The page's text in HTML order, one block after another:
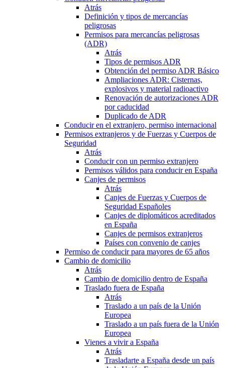
Atrás
Definición y tipos de mercancías
peligrosas
Permisos para mercancías peligrosas
(ADR)
Atrás
Tipos de permisos ADR
Obtención del permiso ADR Básico
Ampliaciones ADR: Cisternas,
explosivos y material radioactivo
Renovación de autorizaciones ADR
por caducidad
Duplicado de ADR
Conducir en el extranjero, permiso internacional
Permisos extranjeros y de Fuerzas y Cuerpos de
Seguridad
Atrás
Conducir con un permiso extranjero
Permisos válidos para conducir en España
Canjes de permisos
Atrás
Canjes de Fuerzas y Cuerpos de
Seguridad Españoles
Canjes de diplomáticos acreditados
en España
Canjes de permisos extranjeros
Países con convenio de canjes
Permiso de conducir para mayores de 65 años
Cambio de domicilio
Atrás
Cambio de domicilio dentro de España
Traslado fuera de España
Atrás
Traslado a un país de la Unión
Europea
Traslado a un país fuera de la Unión
Europea
Vienes a vivir a España
Atrás
Trasladarte a España desde un país